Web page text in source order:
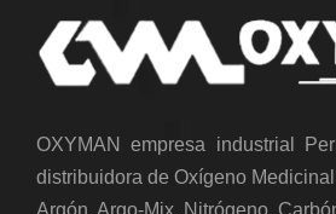
OXYMAN empresa industrial
distribuidora de Oxígeno